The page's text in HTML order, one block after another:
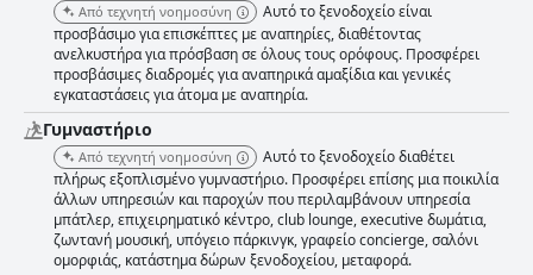
Από τεχνητή νοημοσύνη
Αυτό το ξενοδοχείο είναι
προσβάσιμο για επισκέπτες με αναπηρίες, διαθέτοντας
ανελκυστήρα για πρόσβαση σε όλους τους ορόφους. Προσφέρει
προσβάσιμες διαδρομές για αναπηρικά αμαξίδια και γενικές
εγκαταστάσεις για άτομα με αναπηρία.
Γυμναστήριο
Από τεχνητή νοημοσύνη
Αυτό το ξενοδοχείο διαθέτει
πλήρως εξοπλισμένο γυμναστήριο. Προσφέρει επίσης μια ποικιλία
άλλων υπηρεσιών και παροχών που περιλαμβάνουν υπηρεσία
μπάτλερ, επιχειρηματικό κέντρο, club lounge, executive δωμάτια,
ζωντανή μουσική, υπόγειο πάρκινγκ, γραφείο concierge, σαλόνι
ομορφιάς, κατάστημα δώρων ξενοδοχείου, μεταφορά.